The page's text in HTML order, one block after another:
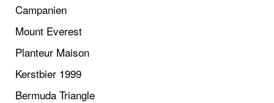
Campanien
Mount Everest
Planteur Maison
Kerstbier 1999
Bermuda Triangle